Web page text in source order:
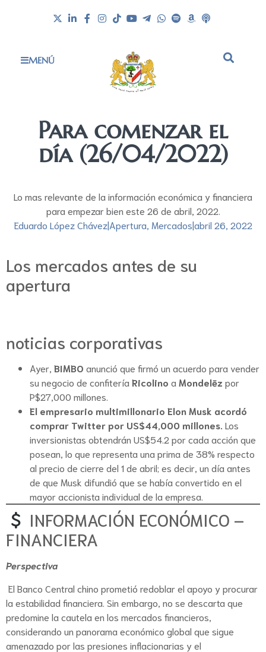
MENÚ
Para comenzar el
día (26/04/2022)
Lo mas relevante de la información económica y financiera
para empezar bien este 26 de abril, 2022.
Eduardo López Chávez|Apertura, Mercados|abril 26, 2022
Los mercados antes de su
apertura
noticias corporativas
Ayer, BIMBO anunció que firmó un acuerdo para vender
su negocio de confiteríaRicolino aMondelēz por
P$27,000 millones.
El empresario multimillonario Elon Musk acordó
comprar Twitter por US$44,000 millones. Los
inversionistas obtendrán US$54.2 por cada acción que
posean, lo que representa una prima de 38% respecto
al precio de cierre del 1 de abril; es decir, un día antes
de que Musk difundió que se había convertido en el
mayor accionista individual de la empresa.
INFORMACIÓN ECONÓMICO –
FINANCIERA
Perspectiva
El Banco Central chino prometió redoblar el apoyo y procurar
la estabilidad financiera. Sin embargo, no se descarta que
predomine la cautela en los mercados financieros,
considerando un panorama económico global que sigue
amenazado por las presiones inflacionarias y el